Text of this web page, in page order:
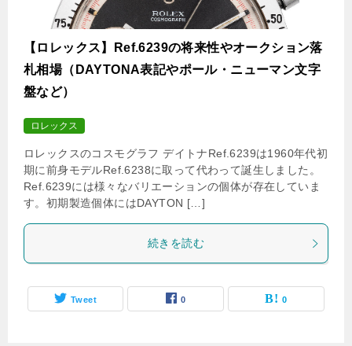
【ロレックス】Ref.6239の将来性やオークション落
札相場（DAYTONA表記やポール・ニューマン文字
盤など）
ロレックス
ロレックスのコスモグラフ デイトナRef.6239は1960年代初
期に前身モデルRef.6238に取って代わって誕生しました。
Ref.6239には様々なバリエーションの個体が存在していま
す。初期製造個体にはDAYTON […]
続きを読む
Tweet 0 0